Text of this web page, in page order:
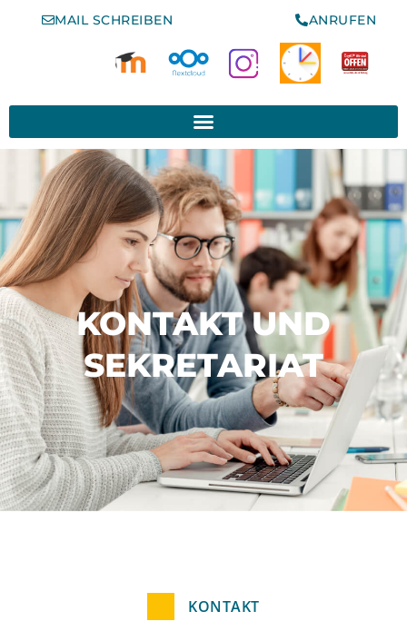
MAIL SCHREIBEN ANRUFEN
www.schule-der-vielfalt.org
KONTAKT UND
SEKRETARIAT
KONTAKT